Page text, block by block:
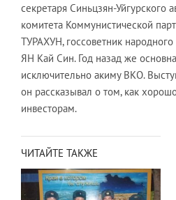
секретаря Синьцзян-Уйгурского
комитета Коммунистической
ТУРАХУН, госсоветник
ЯН Кай Син. Год назад же
исключительно акиму ВКО.
он рассказывал о том, как
инвесторам.
ЧИТАЙТЕ ТАКЖЕ